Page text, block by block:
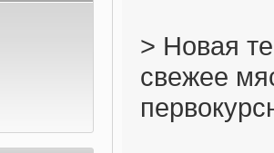
> Новая
свежее